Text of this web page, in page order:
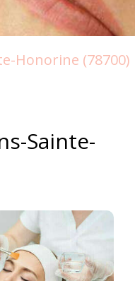
Honorine (78700)
Sainte-